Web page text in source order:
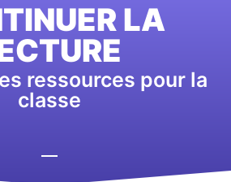
LA
ressources pour la
classe